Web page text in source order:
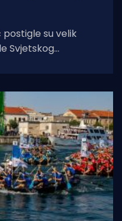
postigle su velik
Svjetskog